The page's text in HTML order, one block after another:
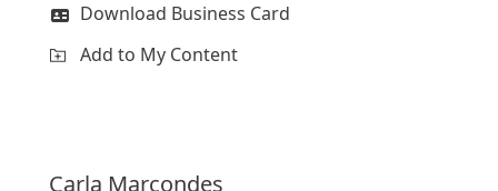
Download Business Card
Add to My Content
Carla Marcondes